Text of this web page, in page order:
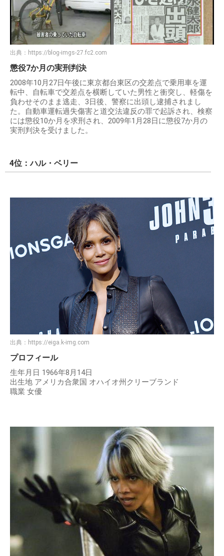
出典： https://blog-imgs-27.fc2.com
懲役7か月の実刑判決
2008年10月27日午後に東京都台東区の交差点で乗用車を運
転中、自転車で交差点を横断していた男性と衝突し、軽傷を
負わせそのまま逃走、3日後、警察に出頭し逮捕されまし
た。自動車運転過失傷害と道交法違反の罪で起訴され、検察
には懲役10か月を求刑され、2009年1月28日に懲役7か月の
実刑判決を受けました。
4位：ハル・ベリー
出典： https://eiga.k-img.com
プロフィール
生年月日 1966年8月14日
出生地 アメリカ合衆国 オハイオ州クリーブランド
職業 女優